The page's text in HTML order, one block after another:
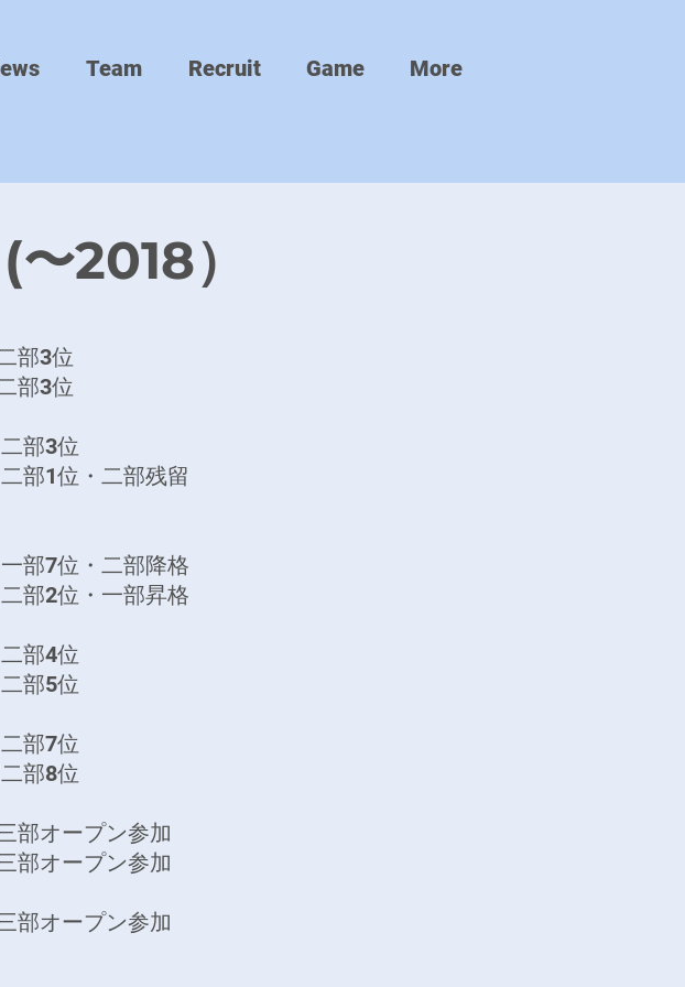
Team Recruit Game More
(〜2018）
部3位
部3位
部3位
部1位・二部残留
部7位・二部降格
部2位・一部昇格
部4位
部5位
部7位
部8位
部オープン参加
部オープン参加
部オープン参加